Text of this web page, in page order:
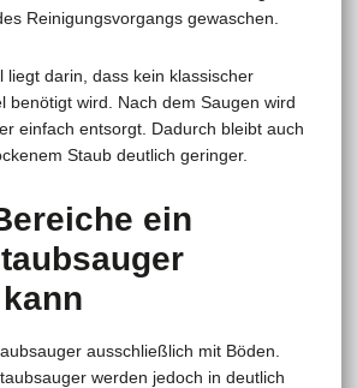
Reinigungsvorgangs gewaschen.
liegt darin, dass kein klassischer
benötigt wird. Nach dem Saugen wird
einfach entsorgt. Dadurch bleibt auch
Staub deutlich geringer.
ein
ausschließlich mit Böden.
werden jedoch in deutlich